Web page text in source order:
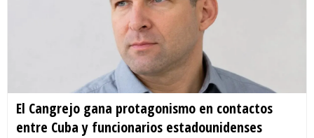
El Cangrejo gana protagonismo en contactos
entre Cuba y funcionarios estadounidenses